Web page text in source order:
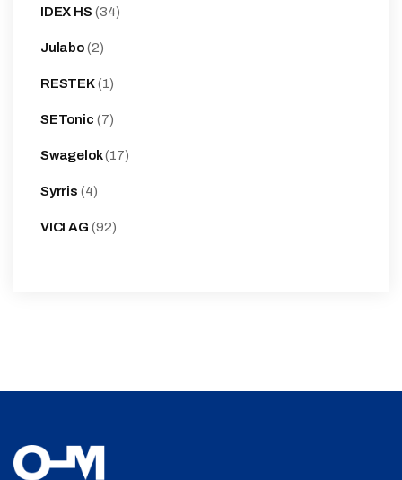
IDEX HS 3434
Julabo 22
RESTEK 11
SETonic
77
Swagelok 1717
Syrris
44
VICI AG 9292